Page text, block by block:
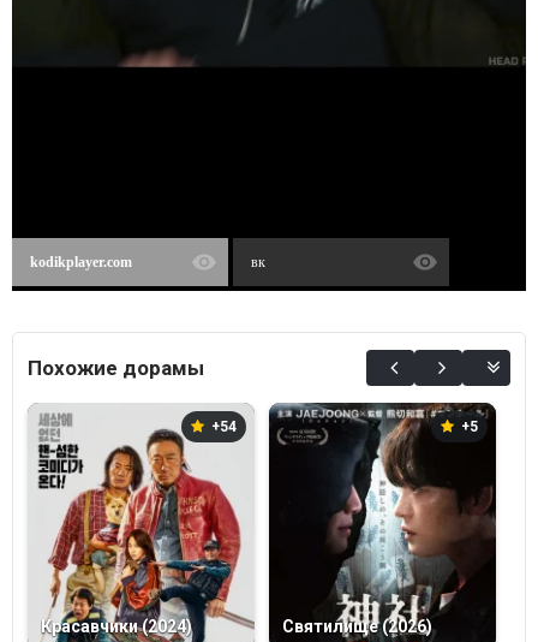
kodikplayer.com вк
Похожие дорамы
+54
Красавчики (2024)
+5
Святилище (2026)